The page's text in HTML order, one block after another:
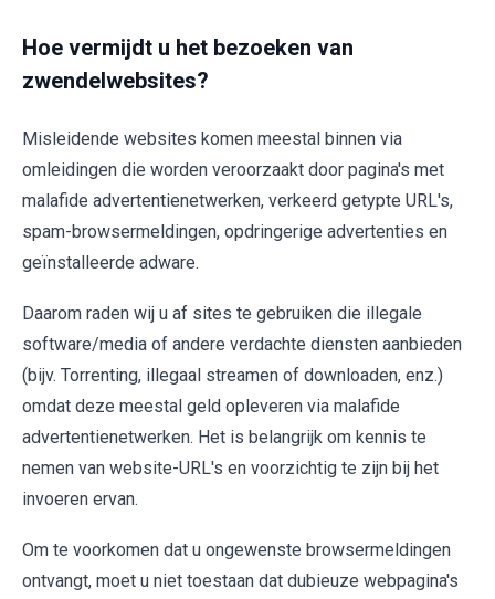
Hoe vermijdt u het bezoeken van
zwendelwebsites?
Misleidende websites komen meestal binnen via
omleidingen die worden veroorzaakt door pagina's met
malafide advertentienetwerken, verkeerd getypte URL's,
spam-browsermeldingen, opdringerige advertenties en
geïnstalleerde adware.
Daarom raden wij u af sites te gebruiken die illegale
software/media of andere verdachte diensten aanbieden
(bijv. Torrenting, illegaal streamen of downloaden, enz.)
omdat deze meestal geld opleveren via malafide
advertentienetwerken. Het is belangrijk om kennis te
nemen van website-URL's en voorzichtig te zijn bij het
invoeren ervan.
Om te voorkomen dat u ongewenste browsermeldingen
ontvangt, moet u niet toestaan dat dubieuze webpagina's